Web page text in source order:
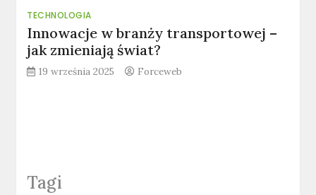
TECHNOLOGIA
Innowacje w branży transportowej –
jak zmieniają świat?
19 września 2025 Forceweb
Tagi